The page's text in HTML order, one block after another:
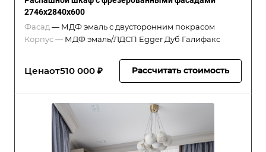
2746x2840x600
Фасад — МДФ эмаль с двусторонним покрасом
Корпус— МДФ эмаль/ЛДСП Egger Дуб Галифакс
Ценаот510 000 ₽ Рассчитать стоимость